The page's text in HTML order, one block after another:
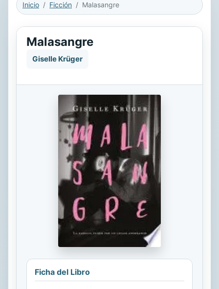
Inicio Ficción Malasangre
Malasangre
Giselle Krüger
Ficha del Libro